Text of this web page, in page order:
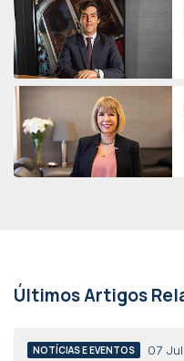
Últimos Artigos
NOTÍCIAS E EVENTOS 07